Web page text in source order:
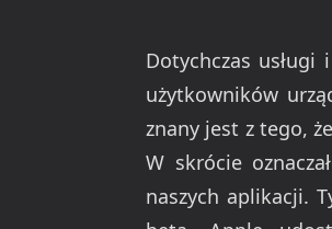
Dotychczas
użytkowników
znany jest z tego,
W skrócie
naszych aplikacji.